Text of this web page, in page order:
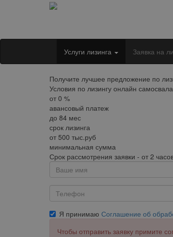
Услуги лизинга Заявка на
Получите лучшее предложение по
Условия по лизингу онлайн
от 0 %
авансовый платеж
до 84 мес
срок лизинга
от 500 тыс.руб
минимальная сумма
Срок рассмотрения заявки - от 2
Я принимаю Соглашение об
Чтобы отправить заявку примите